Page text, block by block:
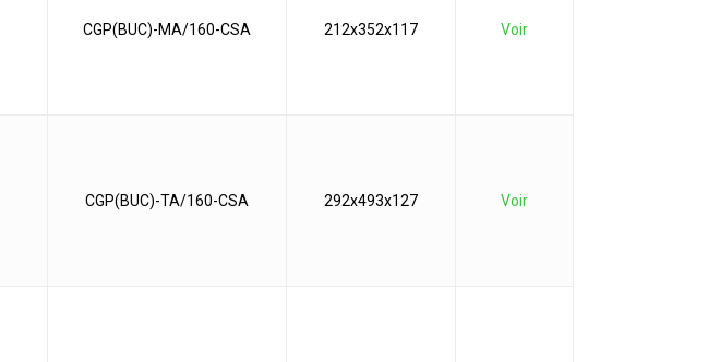
CGP(BUC)-MA/160-CSA 212x352x117 Voir
CGP(BUC)-TA/160-CSA 292x493x127 Voir